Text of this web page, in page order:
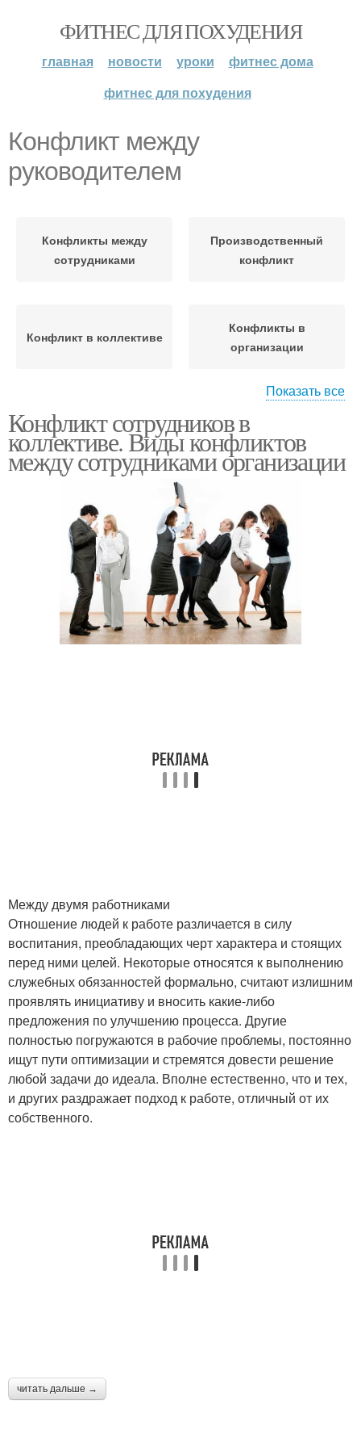
ФИТНЕС ДЛЯ ПОХУДЕНИЯ
главная новости уроки
фитнес дома
фитнес для похудения
Конфликт между
руководителем
Конфликты между
сотрудниками
Производственный
конфликт
Конфликт в коллективе
Конфликты в
организации
Межличностные
конфликты
Конфликты в
производственном
коллективе
Межличностный
конфликт
Конфликты в
коллективе
Конфликт между
сотрудником
Показать все
Конфликт сотрудников в
коллективе. Виды конфликтов
между сотрудниками организации
Между двумя работниками
Отношение людей к работе различается в силу
воспитания, преобладающих черт характера и стоящих
перед ними целей. Некоторые относятся к выполнению
служебных обязанностей формально, считают излишним
проявлять инициативу и вносить какие-либо
предложения по улучшению процесса. Другие
полностью погружаются в рабочие проблемы, постоянно
ищут пути оптимизации и стремятся довести решение
любой задачи до идеала. Вполне естественно, что и тех,
и других раздражает подход к работе, отличный от их
собственного.
читать дальше →